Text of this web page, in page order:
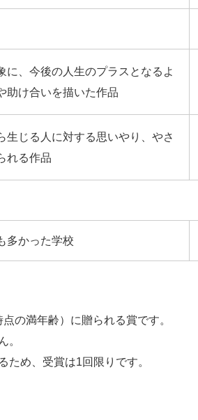
に、今後の人生のプラスとなるよ
助け合いを描いた作品
生じる人に対する思いやり、やさ
れる作品
多かった学校
の満年齢）に贈られる賞です。
。
め、受賞は1回限りです。